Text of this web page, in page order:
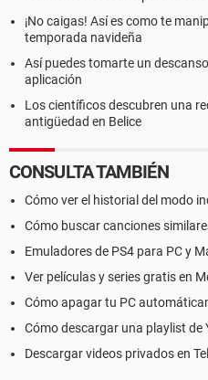
¡No caigas! Así es como te
temporada navideña
Así puedes tomarte un
aplicación
Los científicos descubren una
antigüedad en Belice
CONSULTA TAMBIÉN
Cómo ver el historial del modo
Cómo buscar canciones
Emuladores de PS4 para PC y
Ver películas y series gratis en
Cómo apagar tu PC
Cómo descargar una playlist de
Descargar videos privados en